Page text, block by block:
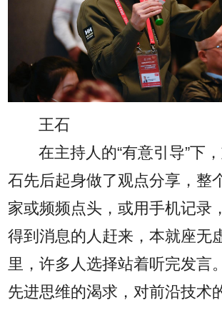
王石
在主持人的“有意引导”下
石先后起身做了观点分享，整
家或频频点头，或用手机记录
得到消息的人赶来，本就座无
里，许多人选择站着听完发言
先进思维的渴求，对前沿技术